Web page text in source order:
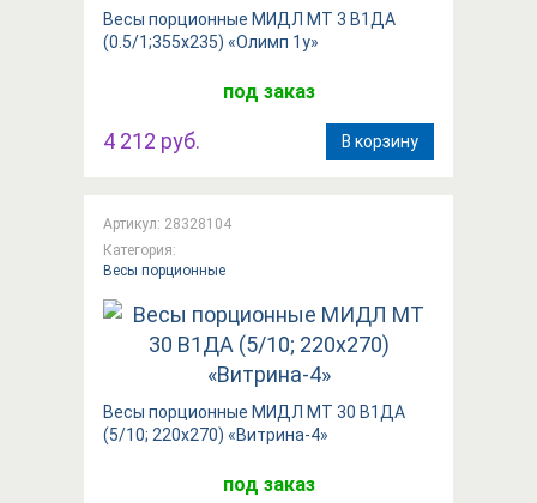
Весы порционные МИДЛ МТ 3 В1ДА
(0.5/1;355х235) «Олимп 1у»
под заказ
4 212 руб. В корзину
Артикул: 28328104
Категория:
Весы порционные
Весы порционные МИДЛ МТ 30 В1ДА
(5/10; 220x270) «Витрина-4»
под заказ